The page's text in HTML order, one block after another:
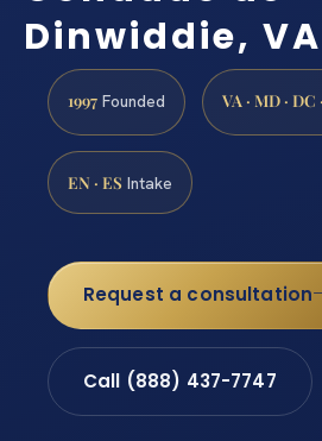
Dinwiddie, VA
1997 Founded VA · MD · DC
EN · ES Intake
Request a consultation
Call (888) 437-7747